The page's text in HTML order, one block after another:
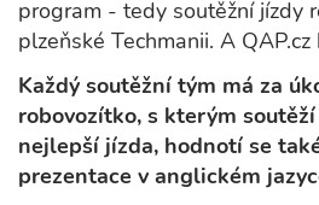
program - tedy soutěžní jízdy
plzeňské Techmanii. A
Každý soutěžní tým má za
robovozítko, s kterým
nejlepší jízda, hodnotí se
prezentace v anglickém